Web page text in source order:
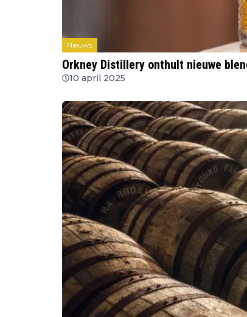
Nieuws
Orkney Distillery onthult nieuwe
10 april 2025